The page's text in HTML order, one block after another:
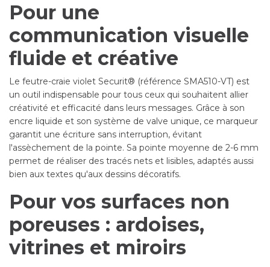
Pour une
communication visuelle
fluide et créative
Le feutre-craie violet Securit® (référence SMA510-VT) est
un outil indispensable pour tous ceux qui souhaitent allier
créativité et efficacité dans leurs messages. Grâce à son
encre liquide et son système de valve unique, ce marqueur
garantit une écriture sans interruption, évitant
l'assèchement de la pointe. Sa pointe moyenne de 2-6 mm
permet de réaliser des tracés nets et lisibles, adaptés aussi
bien aux textes qu'aux dessins décoratifs.
Pour vos surfaces non
poreuses : ardoises,
vitrines et miroirs